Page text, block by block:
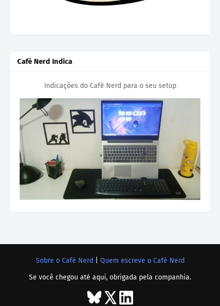
Café Nerd Indica
Indicações do Café Nerd para o seu setup
Sobre o Café Nerd
Quem escreve o Café Nerd
Se você chegou até aqui, obrigada pela companhia.